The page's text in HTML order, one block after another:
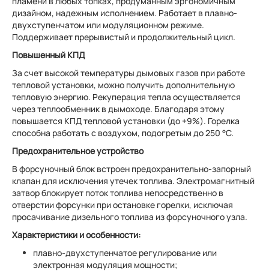
дизайном, надежным исполнением. Работает в плавно-
двухступенчатом или модуляционном режиме.
Поддерживает прерывистый и продолжительный цикл.
Повышенный КПД
За счет высокой температуры дымовых газов при работе
тепловой установки, можно получить дополнительную
тепловую энергию. Рекуперация тепла осуществляется
через теплообменник в дымоходе. Благодаря этому
повышается КПД тепловой установки (до +9%). Горелка
способна работать с воздухом, подогретым до 250 °С.
Предохранительное устройство
В форсуночный блок встроен предохранительно-запорный
клапан для исключения утечек топлива. Электромагнитный
затвор блокирует поток топлива непосредственно в
отверстии форсунки при остановке горелки, исключая
просачивание дизельного топлива из форсуночного узла.
Характеристики и особенности:
плавно-двухступенчатое регулирование или
электронная модуляция мощности;